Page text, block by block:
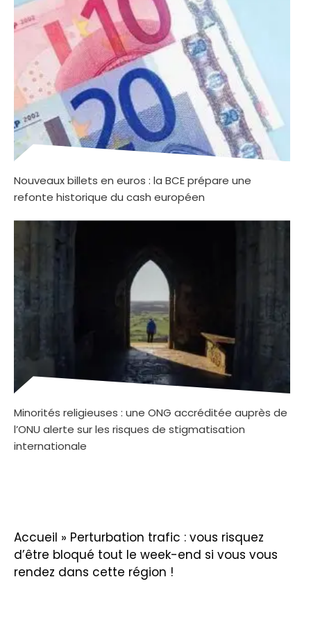
Nouveaux billets en euros : la BCE prépare une
refonte historique du cash européen
Minorités religieuses : une ONG accréditée auprès de
l’ONU alerte sur les risques de stigmatisation
internationale
Accueil » Perturbation trafic : vous risquez
d’être bloqué tout le week-end si vous vous
rendez dans cette région !